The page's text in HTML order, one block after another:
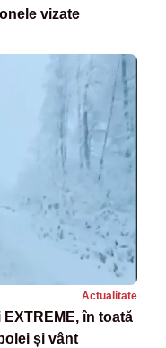
vizate
Actualitate
în toată
și vânt